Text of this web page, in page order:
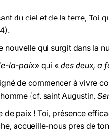
du ciel et de la terre, Toi
nouvelle qui surgit dans la
la-paix» qui « des deux, a
de commencer à vivre
(cf. saint Augustin,
de paix ! Toi, présence
accueille-nous près de